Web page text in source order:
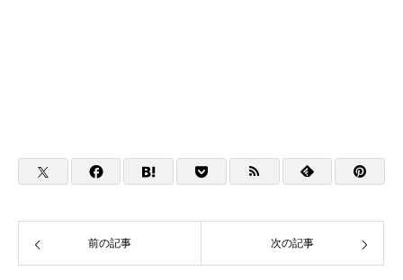
前の記事 次の記事